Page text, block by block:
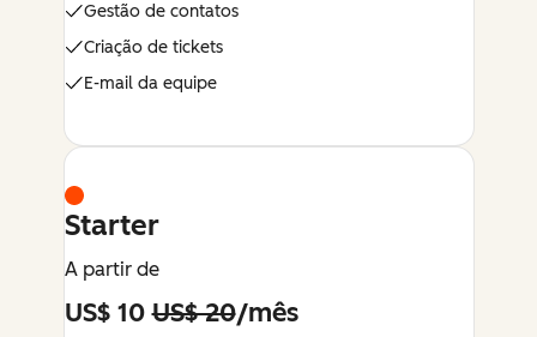
Gestão de contatos
Criação de tickets
E-mail da equipe
Starter
A partir de
US$ 10US$ 20/mês